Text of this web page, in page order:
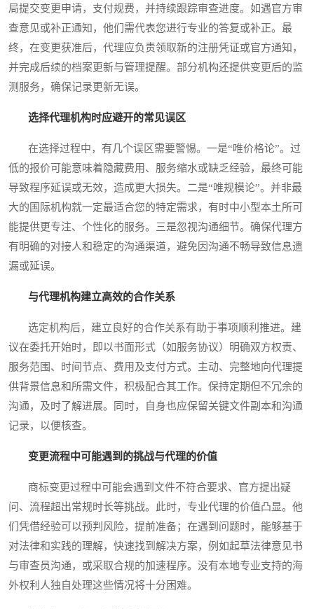
局提交变更申请，支付规费，并持续跟踪审查进度。如遇官方审
查意见或补正通知，他们需代表您进行专业的答复或补正。最
终，在变更获准后，代理应负责领取新的注册凭证或官方通知，
并完成后续的档案更新与管理提醒。部分机构还提供变更后的监
测服务，确保记录更新无误。
选择代理机构时应避开的常见误区
在选择过程中，有几个误区需要警惕。一是“唯价格论”。过
低的报价可能意味着隐藏费用、服务缩水或缺乏经验，最终可能
导致程序延误或无效，造成更大损失。二是“唯规模论”。并非最
大的国际机构就一定最适合您的特定需求，有时中小型本土所可
能提供更专注、个性化的服务。三是忽视沟通细节。确保代理方
有明确的对接人和稳定的沟通渠道，避免因沟通不畅导致信息遗
漏或延误。
与代理机构建立高效的合作关系
选定机构后，建立良好的合作关系有助于事项顺利推进。建
议在委托开始时，即以书面形式（如服务协议）明确双方权责、
服务范围、时间节点、费用及支付方式。主动、完整地向代理提
供背景信息和所需文件，积极配合其工作。保持定期但不冗余的
沟通，及时了解进展。同时，自身也应保留关键文件副本和沟通
记录，以便核查。
变更流程中可能遇到的挑战与代理的价值
商标变更过程中可能会遇到文件不符合要求、官方提出疑
问、流程超出常规时长等挑战。此时，专业代理的价值凸显。他
们凭借经验可以预判风险，提前准备；在遇到问题时，能够基于
对法律和实践的理解，快速找到解决方案，例如起草法律意见书
与审查员沟通，或采取合规的加速程序。没有本地专业支持的海
外权利人独自处理这些情况将十分困难。